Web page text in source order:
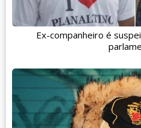
Ex-companheiro é